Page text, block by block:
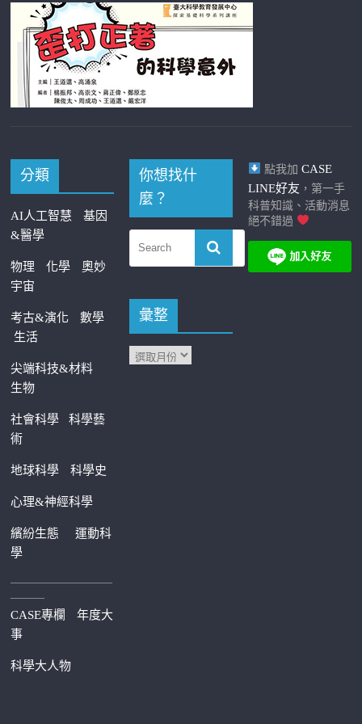
分類
AI人工智慧
基因
&醫學
物理 化學
奧妙
宇宙
考古&演化
數學
生活
尖端科技&材料
生物
社會科學科學藝
術
地球科學 科學史
心理&神經科學
繽紛生態運動科
學
—————————
———
CASE專欄
年度大
事
科學大人物
你想找什
麼？
彙整
點我加 CASE
LINE好友 ，第一手
科普知識、活動消息
絕不錯過